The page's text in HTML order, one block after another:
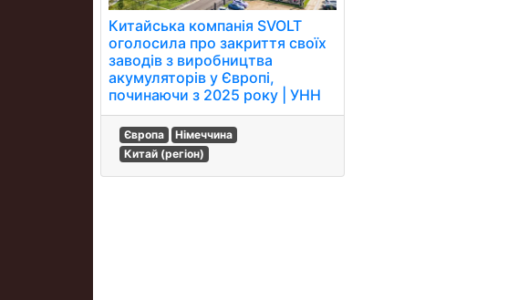
Китайська компанія SVOLT
оголосила про закриття своїх
заводів з виробництва
акумуляторів у Європі,
починаючи з 2025 року | УНН
Європа
Німеччина
Китай (регіон)